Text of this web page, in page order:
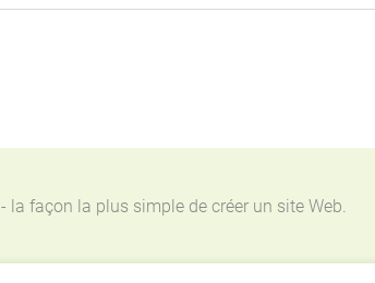
- la façon la plus simple de créer un site Web.